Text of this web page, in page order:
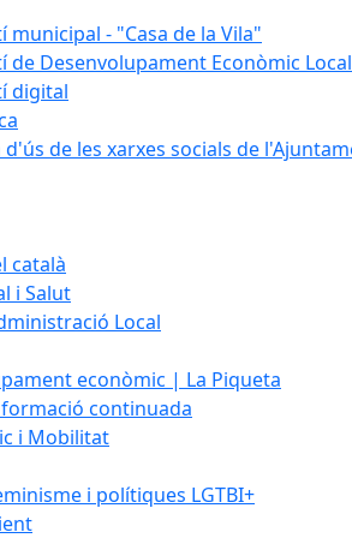
municipal - "Casa de la Vila"
de Desenvolupament Econòmic Local
digital
de les xarxes socials de
català
i Salut
Local
econòmic | La Piqueta
continuada
i Mobilitat
i polítiques LGTBI+